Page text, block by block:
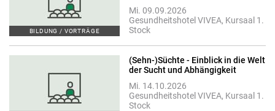
BILDUNG / VORTRÄGE
Mi. 09.09.2026
Gesundheitshotel VIVEA, Kursaal 1.
Stock
(Sehn-)Süchte - Einblick in die Welt
der Sucht und Abhängigkeit
Mi. 14.10.2026
Gesundheitshotel VIVEA, Kursaal 1.
Stock